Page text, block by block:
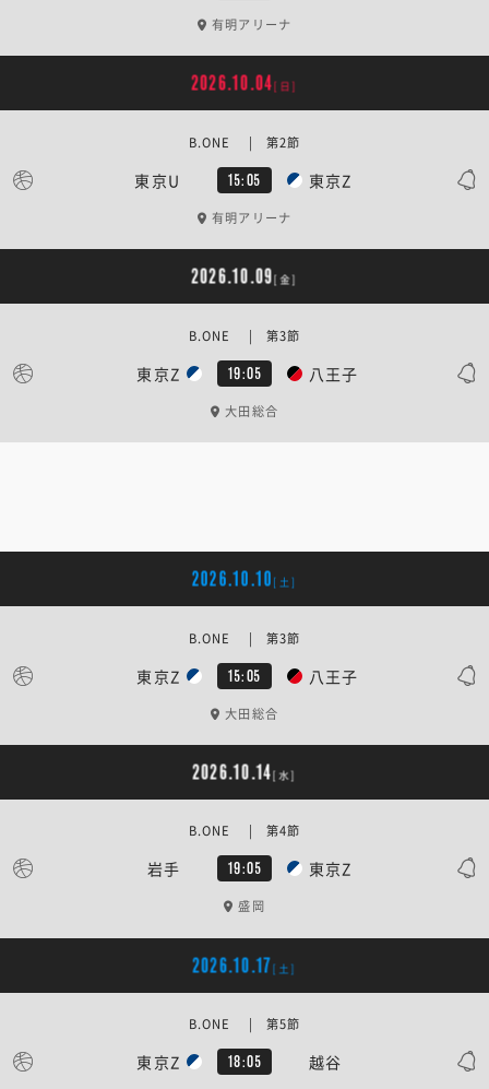
有明アリーナ
2026.10.04[日]
東京U 15:05 東京Z
B.ONE | 第2節
有明アリーナ
2026.10.09[金]
東京Z 19:05 八王子
B.ONE | 第3節
大田総合
2026.10.10 [土]
東京Z 15:05 八王子
B.ONE | 第3節
大田総合
2026.10.14[水]
岩手 19:05 東京Z
B.ONE | 第4節
盛岡
2026.10.17[土]
東京Z 18:05 越谷
B.ONE | 第5節